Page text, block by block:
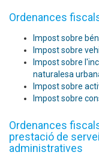
Ordenances
Impost sobre
Impost sobre
Impost sobre
naturalesa
Impost sobre
Impost sobre
Ordenances
prestació de
administratives